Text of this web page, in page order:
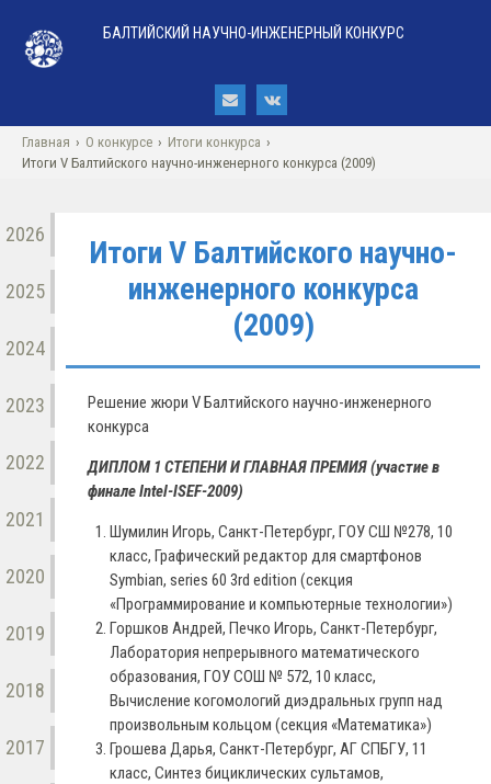
БАЛТИЙСКИЙ НАУЧНО-ИНЖЕНЕРНЫЙ КОНКУРС
Главная › О конкурсе › Итоги конкурса ›
Итоги V Балтийского научно-инженерного конкурса (2009)
2026
2025
2024
2023
2022
2021
2020
2019
2018
2017
Итоги V Балтийского научно-
инженерного конкурса
(2009)
Решение жюри V Балтийского научно-инженерного
конкурса
ДИПЛОМ 1 СТЕПЕНИ И ГЛАВНАЯ ПРЕМИЯ (участие в
финале Intel-ISEF-2009)
Шумилин Игорь, Санкт-Петербург, ГОУ СШ №278, 10
класс, Графический редактор для смартфонов
Symbian, series 60 3rd edition (cекция
«Программирование и компьютерные технологии»)
Горшков Андрей, Печко Игорь, Санкт-Петербург,
Лаборатория непрерывного математического
образования, ГОУ СОШ № 572, 10 класс,
Вычисление когомологий диэдральных групп над
произвольным кольцом (секция «Математика»)
Грошева Дарья, Санкт-Петербург, АГ СПБГУ, 11
класс, Синтез бициклических сультамов,